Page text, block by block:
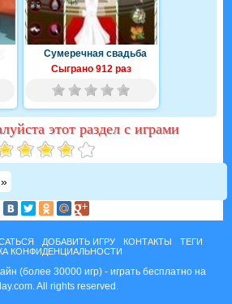
Сумеречная свадьба
Сыграно 912 раз
этот раздел с играми
»
ДОБАВИТЬ ИГРУ КОНТАКТЫ
ТЕГИ
КОНФИДЕНЦИАЛЬНОСТИ
(более 30000 игр) - играть бесплатно на
All rights reserved.